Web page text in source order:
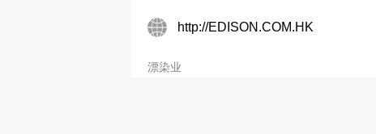
http://EDISON.COM.HK
漂染业